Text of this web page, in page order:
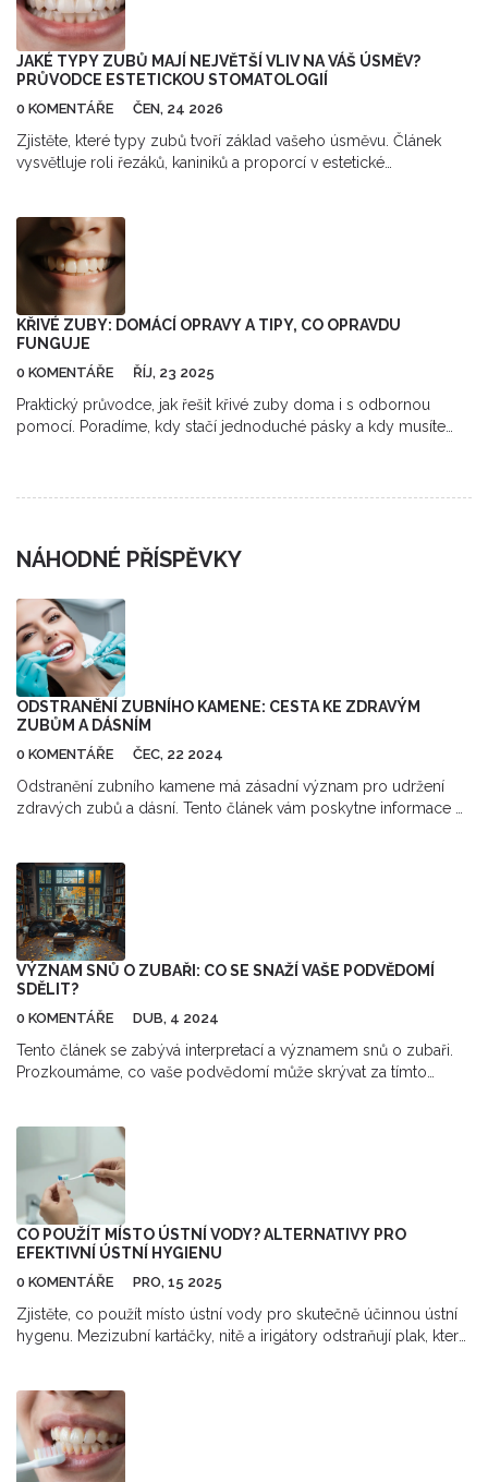
JAKÉ TYPY ZUBŮ MAJÍ NEJVĚTŠÍ VLIV NA VÁŠ ÚSMĚV?
PRŮVODCE ESTETICKOU STOMATOLOGIÍ
0 KOMENTÁŘE ČEN, 24 2026
Zjistěte, které typy zubů tvoří základ vašeho úsměvu. Článek
vysvětluje roli řezáků, kaniniků a proporcí v estetické
KŘIVÉ ZUBY: DOMÁCÍ OPRAVY A TIPY, CO OPRAVDU
FUNGUJE
0 KOMENTÁŘE ŘÍJ, 23 2025
Praktický průvodce, jak řešit křivé zuby doma i s odbornou
pomocí. Poradíme, kdy stačí jednoduché pásky a kdy musíte
NÁHODNÉ PŘÍSPĚVKY
ODSTRANĚNÍ ZUBNÍHO KAMENE: CESTA KE ZDRAVÝM
ZUBŮM A DÁSNÍM
0 KOMENTÁŘE ČEC, 22 2024
Odstranění zubního kamene má zásadní význam pro udržení
zdravých zubů a dásní. Tento článek vám poskytne informace o
zubní hygieny a o tom, jak předcházet vzniku zubního kamene.
VÝZNAM SNŮ O ZUBAŘI: CO SE SNAŽÍ VAŠE PODVĚDOMÍ
SDĚLIT?
0 KOMENTÁŘE DUB, 4 2024
Tento článek se zabývá interpretací a významem snů o zubaři.
Prozkoumáme, co vaše podvědomí může skrývat za tímto
Odhalíme, jak rozličné kontexty snu o zubaři mohou mít různé
významy a jak mohou být tyto sny spojeny s vašimi obavami,
zdravím nebo sebevědomím.
CO POUŽÍT MÍSTO ÚSTNÍ VODY? ALTERNATIVY PRO
EFEKTIVNÍ ÚSTNÍ HYGIENU
0 KOMENTÁŘE PRO, 15 2025
Zjistěte, co použít místo ústní vody pro skutečně účinnou ústní
hygenu. Mezizubní kartáčky, nitě a irigátory odstraňují plak, který